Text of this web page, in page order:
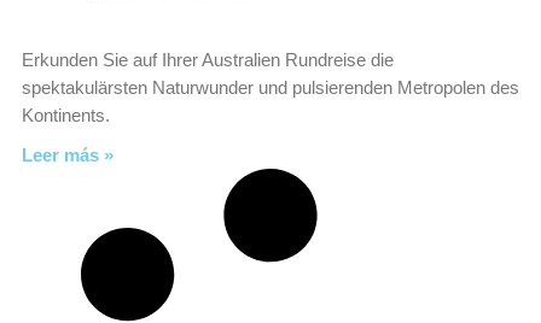
Erkunden Sie auf Ihrer Australien Rundreise die
spektakulärsten Naturwunder und pulsierenden Metropolen des
Kontinents.
Leer más »